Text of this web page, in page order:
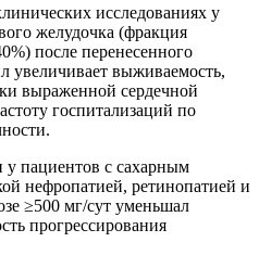
исследованиях у
желудочка (фракция
после перенесенного
увеличивает выживаемость,
выраженной сердечной
госпитализаций по
пациентов с сахарным
нефропатией, ретинопатией и
≥500 мг/сут уменьшал
прогрессирования